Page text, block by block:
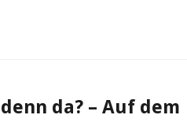
da? – Auf dem